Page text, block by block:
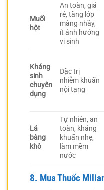
Muối
hột
An toàn, giá
rẻ, tăng lớp
màng nhầy,
ít ảnh hưởng
vi sinh
Kháng
sinh
chuyên
dụng
Đặc trị
nhiễm khuẩn
nội tạng
Lá
bàng
khô
Tự nhiên, an
toàn, kháng
khuẩn nhẹ,
làm mềm
nước
8. Mua Thuốc